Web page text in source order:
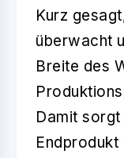
Kurz
überwacht
Breite des
Damit
Endprodukt